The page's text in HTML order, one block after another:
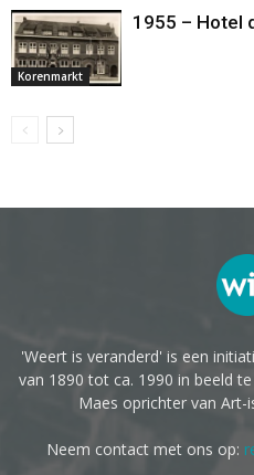
Korenmarkt
1955 – Hotel
'Weert is veranderd' is een
van 1890 tot ca. 1990 in beeld
Maes oprichter van Art-
Neem contact met ons op: